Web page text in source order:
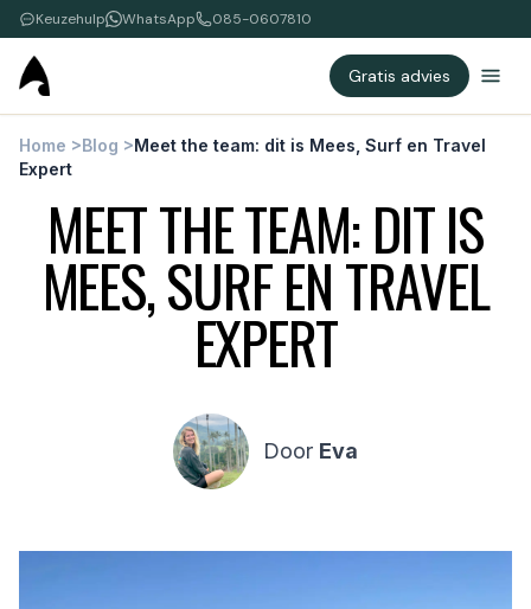
Keuzehulp WhatsApp 085-0607810
Gratis advies
Home >Blog >Meet the team: dit is Mees, Surf en Travel
Expert
MEET THE TEAM: DIT IS
MEES, SURF EN TRAVEL
EXPERT
Door Eva